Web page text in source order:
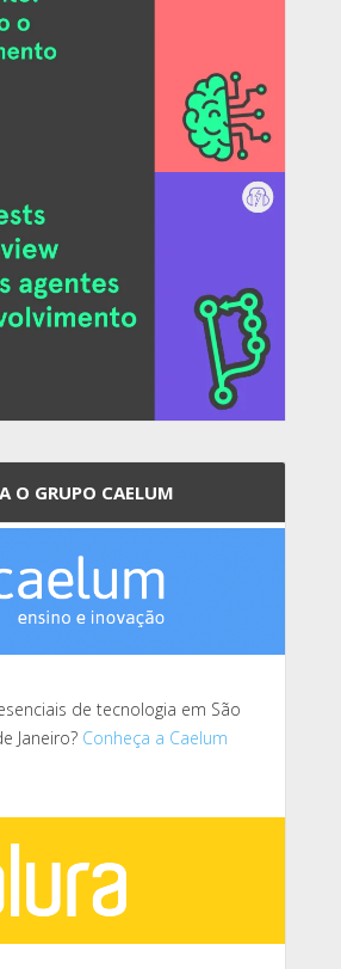
O GRUPO CAELUM
de tecnologia em São
Janeiro? Conheça a Caelum